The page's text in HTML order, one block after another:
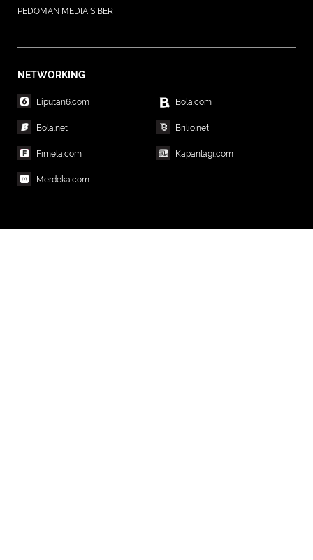
PEDOMAN MEDIA SIBER
NETWORKING
Liputan6.com Bola.com
Bola.net Brilio.net
Fimela.com Kapanlagi.com
Merdeka.com